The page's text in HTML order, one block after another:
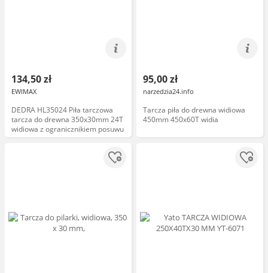
134,50 zł
EWIMAX
DEDRA HL35024 Piła tarczowa
tarcza do drewna 350x30mm 24T
widiowa z ogranicznikiem posuwu
95,00 zł
narzedzia24.info
Tarcza piła do drewna widiowa
450mm 450x60T widia